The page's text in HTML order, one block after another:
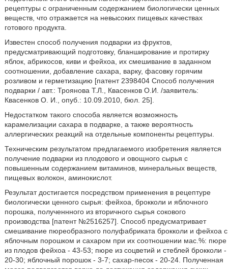
рецептуры с ограниченным содержанием биологически ценных
веществ, что отражается на невысоких пищевых качествах
готового продукта.
Известен способ получения подварки из фруктов,
предусматривающий подготовку, бланширование и протирку
яблок, абрикосов, киви и фейхоа, их смешивание в заданном
соотношении, добавление сахара, варку, фасовку горячим
розливом и герметизацию [патент 2398404 Способ получения
подварки / авт.: Троянова Т.Л., Квасенков О.И. /заявитель:
Квасенков О. И., опуб.: 10.09.2010, бюл. 25].
Недостатком такого способа является возможность
карамелизации сахара в подварке, а также вероятность
аллергических реакций на отдельные компоненты рецептуры.
Техническим результатом предлагаемого изобретения является
получение подварки из плодового и овощного сырья с
повышенным содержанием витаминов, минеральных веществ,
пищевых волокон, аминокислот.
Результат достигается посредством применения в рецептуре
биологически ценного сырья: фейхоа, брокколи и яблочного
порошка, полученнного из вторичного сырья сокового
производства [патент №2516257]. Способ предусматривает
смешивание пюреобразного полуфабриката брокколи и фейхоа с
яблочным порошком и сахаром при их соотношении мас.%: пюре
из плодов фейхоа - 43-53; пюре из соцветий и стеблей брокколи -
20-30; яблочный порошок - 3-7; сахар-песок - 20-24. Полученная